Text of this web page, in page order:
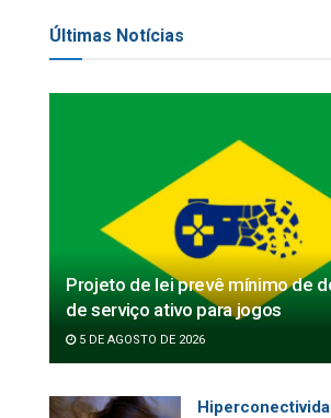
Últimas Notícias
Projeto de lei prevê mínimo de
de serviço ativo para jogos
5 DE AGOSTO DE 2026